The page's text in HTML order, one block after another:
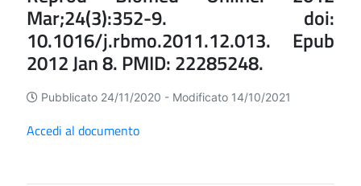
Mar;24(3):352-9. doi:
10.1016/j.rbmo.2011.12.013. Epub
2012 Jan 8. PMID: 22285248.
Pubblicato 24/11/2020 - Modificato 14/10/2021
Accedi al documento